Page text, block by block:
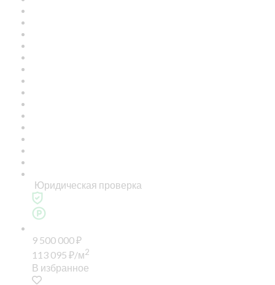
Юридическая проверка
9 500 000₽
113 095 ₽/м2
В избранное